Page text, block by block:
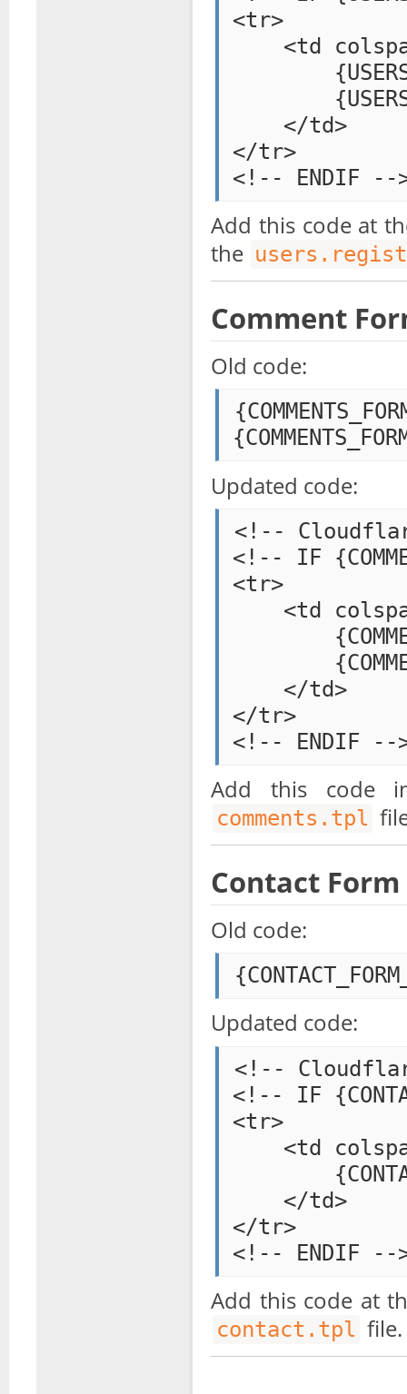
<tr>
<td
    </td>
</tr>
Add this code at
the
Comment
Old code:
Updated code:
<!--
<!-- IF
<tr>
<td
    </td>
</tr>
Add this code
comments.tpl
Contact Form
Old code:
Updated code:
<!--
<!-- IF
<tr>
<td
    </td>
</tr>
Add this code at
contact.tpl file.